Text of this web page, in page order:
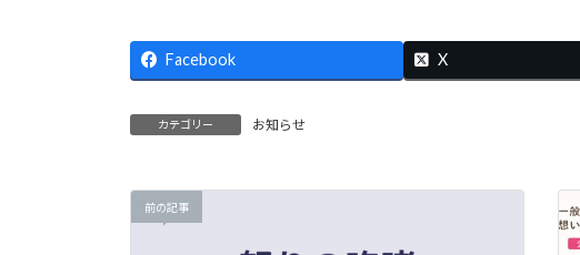
Facebook X
カテゴリー お知らせ
前の記事